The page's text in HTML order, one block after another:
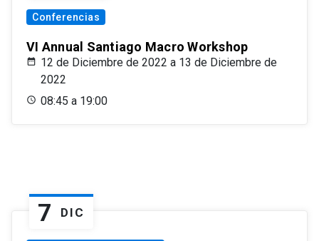
Conferencias
VI Annual Santiago Macro Workshop
12 de Diciembre de 2022 a 13 de Diciembre de
2022
08:45 a 19:00
7 DIC